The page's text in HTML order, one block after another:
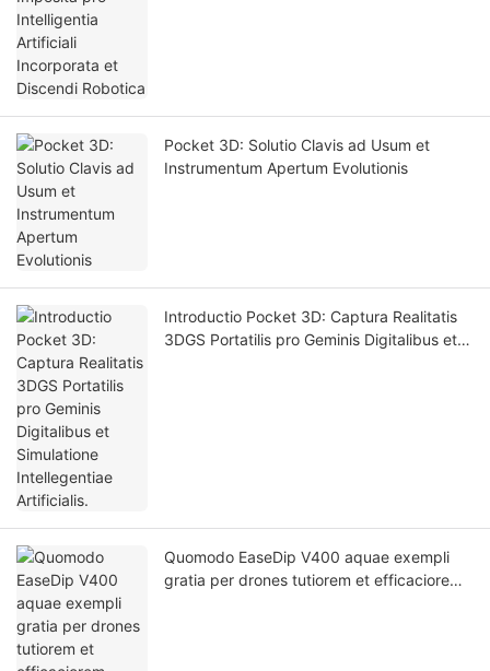
Pocket 3D: Solutio Clavis ad Usum et
Instrumentum Apertum Evolutionis
Introductio Pocket 3D: Captura Realitatis
3DGS Portatilis pro Geminis Digitalibus et
Quomodo EaseDip V400 aquae exempli
gratia per drones tutiorem et efficaciorem